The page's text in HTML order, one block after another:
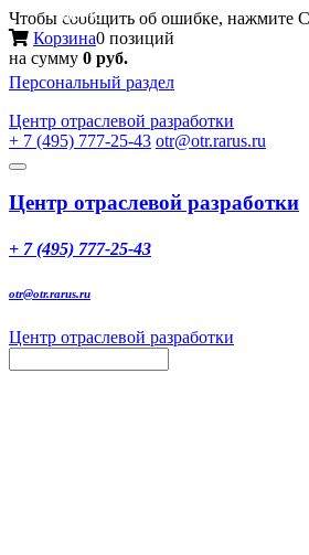
Чтобы сообщить об ошибке, нажмите
Корзина0 позиций
на сумму 0 руб.
Персональный раздел
Центр отраслевой разработки
+ 7 (495) 777-25-43 otr@otr.rarus.ru
Toggle
Меню
Центр отраслевой разработки
+ 7 (495) 777-25-43
otr@otr.rarus.ru
Центр отраслевой разработки